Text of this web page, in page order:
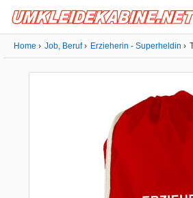
Home Job, Beruf Erzieherin - Superheldin